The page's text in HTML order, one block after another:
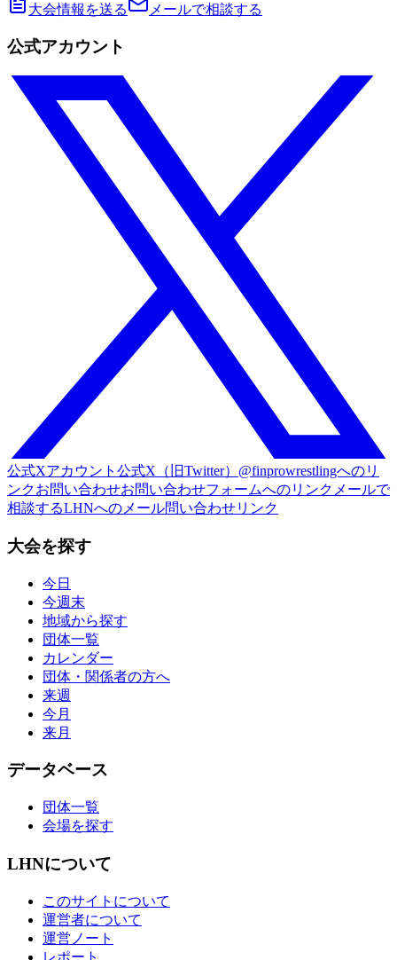
大会情報を送る
メールで相談する
公式アカウント
公式Xアカウント 公式X（旧Twitter）@finprowrestlingへのリ
ンクお問い合わせお問い合わせフォームへのリンク メールで
相談するLHNへのメール問い合わせリンク
大会を探す
今日
今週末
地域から探す
団体一覧
カレンダー
団体・関係者の方へ
来週
今月
来月
データベース
団体一覧
会場を探す
LHNについて
このサイトについて
運営者について
運営ノート
レポート